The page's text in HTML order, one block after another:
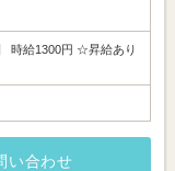
時給1300円 ☆昇給あり
い合わせ